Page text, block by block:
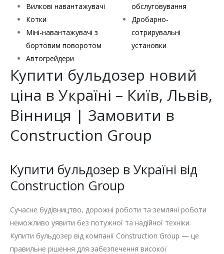
Вилкові навантажувачі
Котки
Міні-навантажувачі з
бортовим поворотом
Автогрейдери
обслуговування
Дробарно-
сотрирувальні
установки
Купити бульдозер новий
ціна в Україні – Київ, Львів,
Вінниця | Замовити в
Construction Group
Купити бульдозер в Україні від
Construction Group
Сучасне будівництво, дорожні роботи та земляні роботи
неможливо уявити без потужної та надійної техніки.
Купити бульдозер від компанії Construction Group — це
правильне рішення для забезпечення високої